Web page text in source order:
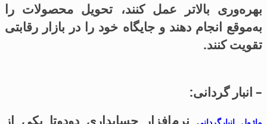
بهره‌وری بالاتر عمل کنند، تحویل محصولات را
به‌موقع انجام دهند و جایگاه خود را در بازار رقابتی
تقویت کنند.
– انبار گردانی:
نرم‌افزار حسابداری دودوتا یکی از